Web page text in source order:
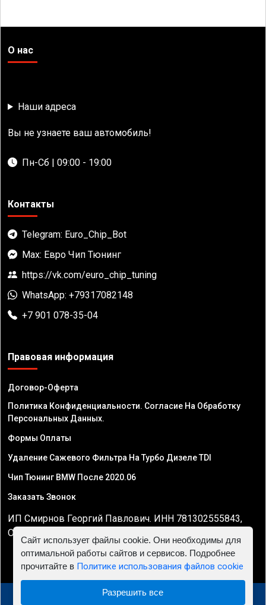
О нас
Наши адреса
Вы не узнаете ваш автомобиль!
Пн-Сб | 09:00 - 19:00
Контакты
Telegram: Euro_Chip_Bot
Max: Евро Чип Тюнинг
https://vk.com/euro_chip_tuning
WhatsApp: +79317082148
+7 901 078-35-04
Правовая информация
Договор-Оферта
Политика Конфиденциальности. Согласие На Обработку
Персональных Данных.
Формы Оплаты
Удаление Сажевого Фильтра На Турбо Дизеле TDI
Чип Тюнинг BMW После 2020.06
Заказать Звонок
ИП Смирнов Георгий Павлович. ИНН 781302555843,
ОГРНИП 324470400032610
© 2010 - 2026 Чип тюнинг двигателя автомобиля -
Сайт использует файлы cookie. Они необходимы для
оптимальной работы сайтов и сервисов. Подробнее
прочитайте в Политике использования файлов cookie
Разрешить все